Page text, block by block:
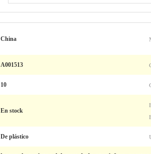
China
A001513
10
En stock
De plástico